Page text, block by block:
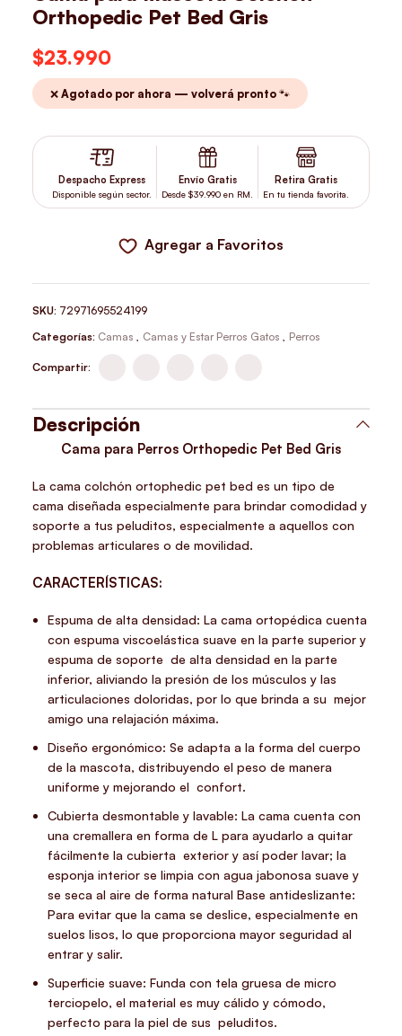
Orthopedic Pet Bed Gris
$23.990
❌ Agotado por ahora — volverá pronto 🐾
Despacho Express
Disponible según sector.
Envío Gratis
Desde $39.990 en RM.
Retira Gratis
En tu tienda favorita.
Agregar a Favoritos
SKU: 72971695524199
Categorías: Camas Camas y Estar Perros Gatos Perros
Compartir:
Descripción
Cama para Perros Orthopedic Pet Bed Gris
La cama colchón ortophedic pet bed es un tipo de
cama diseñada especialmente para brindar comodidad y
soporte a tus peluditos, especialmente a aquellos con
problemas articulares o de movilidad.
CARACTERÍSTICAS:
Espuma de alta densidad: La cama ortopédica cuenta
con espuma viscoelástica suave en la parte superior y
espuma de soporte de alta densidad en la parte
inferior, aliviando la presión de los músculos y las
articulaciones doloridas, por lo que brinda a su mejor
amigo una relajación máxima.
Diseño ergonómico: Se adapta a la forma del cuerpo
de la mascota, distribuyendo el peso de manera
uniforme y mejorando el confort.
Cubierta desmontable y lavable: La cama cuenta con
una cremallera en forma de L para ayudarlo a quitar
fácilmente la cubierta exterior y así poder lavar; la
esponja interior se limpia con agua jabonosa suave y
se seca al aire de forma natural Base antideslizante:
Para evitar que la cama se deslice, especialmente en
suelos lisos, lo que proporciona mayor seguridad al
entrar y salir.
Superficie suave: Funda con tela gruesa de micro
terciopelo, el material es muy cálido y cómodo,
perfecto para la piel de sus peluditos.